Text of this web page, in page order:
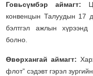
Говьсүмбэр аймагт:
конвенцын Талуудын 17
бэлтгэл ажлын хүрээнд
болно.
Өвөрхангай аймагт:
флот” сэдэвт гэрэл